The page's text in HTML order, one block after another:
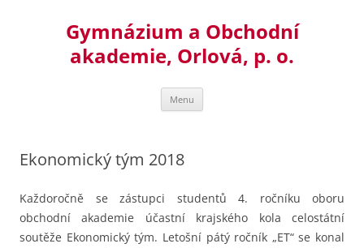
Gymnázium a Obchodní
akademie, Orlová, p. o.
Menu
Ekonomický tým 2018
Každoročně se zástupci studentů 4. ročníku oboru
obchodní akademie účastní krajského kola celostátní
soutěže Ekonomický tým. Letošní pátý ročník „ET“ se konal